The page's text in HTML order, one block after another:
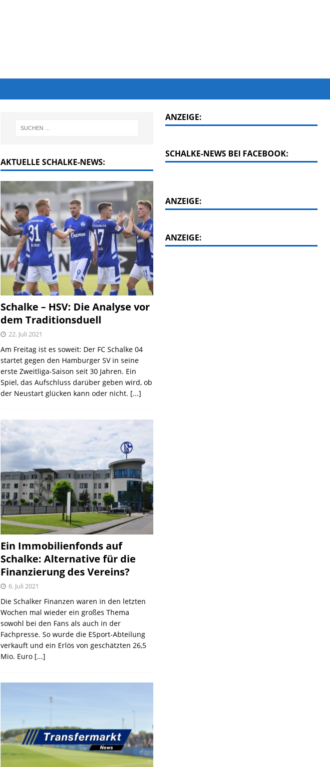
AKTUELLE SCHALKE-NEWS:
Schalke – HSV: Die Analyse vor
dem Traditionsduell
22. Juli 2021
Am Freitag ist es soweit: Der FC Schalke 04
startet gegen den Hamburger SV in seine
erste Zweitliga-Saison seit 30 Jahren. Ein
Spiel, das Aufschluss darüber geben wird, ob
der Neustart glücken kann oder nicht. [...]
Ein Immobilienfonds auf
Schalke: Alternative für die
Finanzierung des Vereins?
6. Juli 2021
Die Schalker Finanzen waren in den letzten
Wochen mal wieder ein großes Thema
sowohl bei den Fans als auch in der
Fachpresse. So wurde die ESport-Abteilung
verkauft und ein Erlös von geschätzten 26,5
Mio. Euro [...]
ANZEIGE:
SCHALKE-NEWS BEI FACEBOOK:
ANZEIGE:
ANZEIGE: